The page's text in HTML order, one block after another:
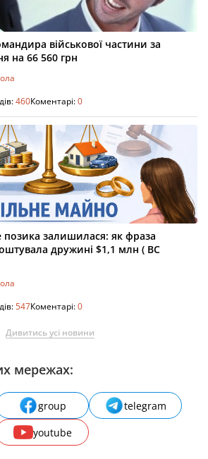
військової частини за
на 66 560 грн
460Коментарі:0
позика залишилася: як фраза
дружині $1,1 млн ( ВС
547Коментарі:0
Дивитись усі новини
мережах:
group
telegram
youtube